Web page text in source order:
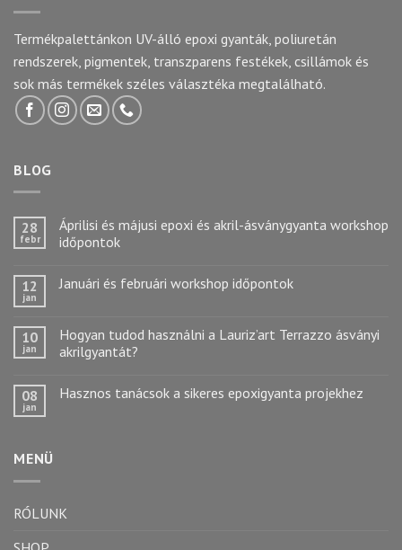
Termékpalettánkon UV-álló epoxi gyanták, poliuretán
rendszerek, pigmentek, transzparens festékek, csillámok és
sok más termékek széles választéka megtalálható.
BLOG
28
febr
Áprilisi és májusi epoxi és akril-ásványgyanta workshop
időpontok
12
jan
Januári és februári workshop időpontok
10
jan
Hogyan tudod használni a Lauriz’art Terrazzo ásványi
akrilgyantát?
08
jan
Hasznos tanácsok a sikeres epoxigyanta projekhez
MENÜ
RÓLUNK